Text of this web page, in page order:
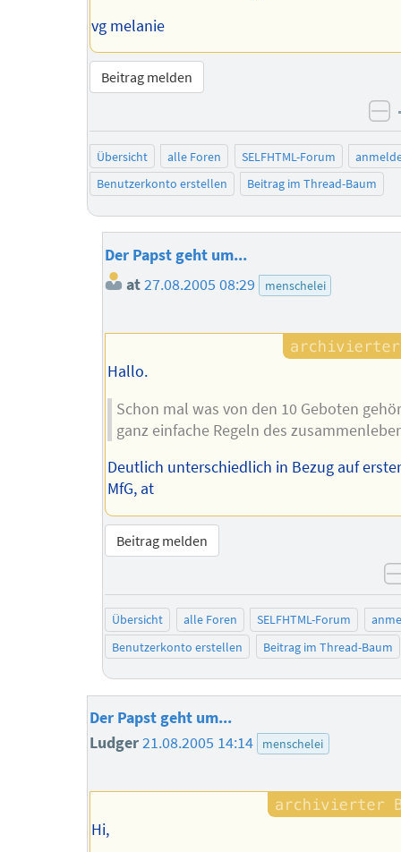
vg melanie
Beitrag melden
Übersicht alle Foren SELFHTML-Forum
Benutzerkonto erstellen
Beitrag im Thread-Baum
Der Papst geht um...
at27.08.2005 08:29 menschelei
Hallo.
Schon mal was von den 10 Geboten
ganz einfache Regeln des
Deutlich unterschiedlich in Bezug auf
MfG, at
Beitrag melden
Übersicht alle Foren SELFHTML-Forum
Benutzerkonto erstellen
Beitrag im Thread-Baum
Der Papst geht um...
Ludger21.08.2005 14:14 menschelei
Hi,